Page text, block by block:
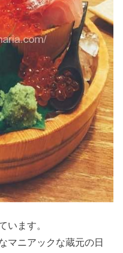
います。
マニアックな蔵元の日